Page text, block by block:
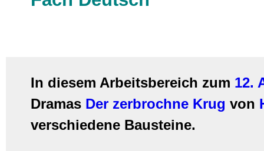
In diesem Arbeitsbereich zum 12.
Dramas Der zerbrochne Krug von
verschiedene Bausteine.